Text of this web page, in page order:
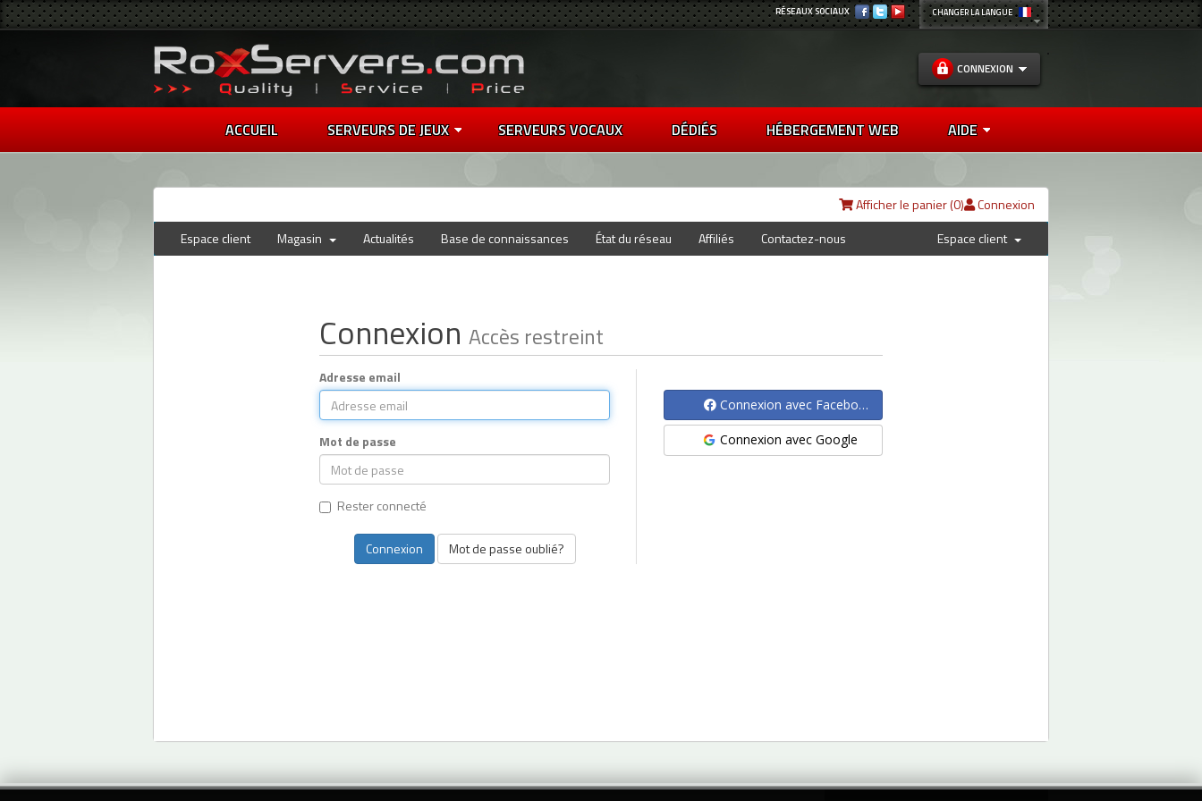
CHANGER LA LANGUE
RÉSEAUX SOCIAUX
CONNEXION
ACCUEIL SERVEURS DE JEUX SERVEURS VOCAUX DÉDIÉS HÉBERGEMENT WEB AIDE
Connexion
Afficher le panier (0)
Espace client
Magasin Actualités Base de connaissances État du réseau Affiliés Contactez-nous Espace client
Connexion Accès restreint
Adresse email
Mot de passe
Rester connecté
Mot de passe oublié?
Connexion avec Facebook
Connexion avec Google